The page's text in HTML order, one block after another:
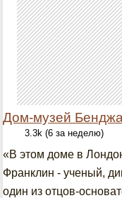
Дом-музей
3.3k (6 за неделю)
«В этом доме в
Франклин - ученый,
один из отцов-